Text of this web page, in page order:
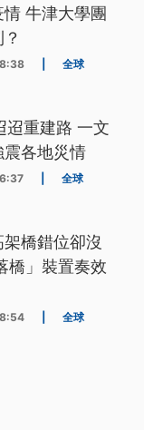
牛津大學團
全球
迢重建路 一文
各地災情
全球
橋錯位卻沒
橋」裝置奏效
全球